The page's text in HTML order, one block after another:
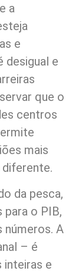
a
e
desigual e
que o
centros
mais
diferente.
da pesca,
para o PIB,
números. A
– é
inteiras e